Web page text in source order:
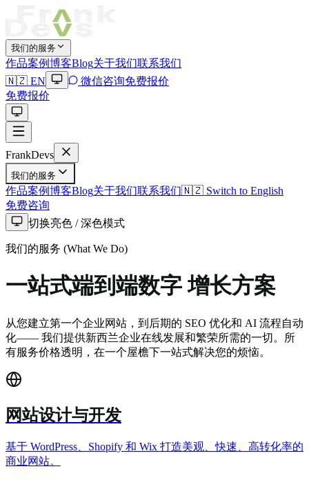
我们的服务
作品案例博客Blog关于我们联系我们
🇳🇿 EN
微信咨询免费报价
免费报价
FrankDevs
我们的服务
作品案例博客Blog关于我们联系我们🇳🇿 Switch to English
免费咨询
切换亮色 / 深色模式
我们的服务 (What We Do)
一站式端到端数字增长方案
从您建立第一个企业网站，到后期的 SEO 优化和 AI 流程自动
化—— 我们提供新西兰企业在线发展和繁荣所需的一切。所
有服务价格透明，在一个屋檐下一站式解决您的烦恼。
网站设计与开发
基于 WordPress、Shopify 和 Wix 打造美观、快速、高转化率的
商业网站。